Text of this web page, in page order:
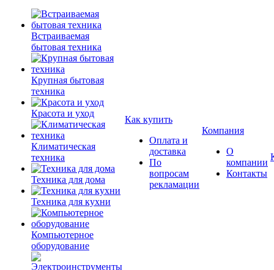
Встраиваемая
бытовая техника
Крупная бытовая
техника
Красота и уход
Климатическая
техника
Техника для дома
Техника для кухни
Компьютерное
оборудование
Как купить
Оплата и
доставка
По
вопросам
рекламации
Компания
О
компании
Контакты